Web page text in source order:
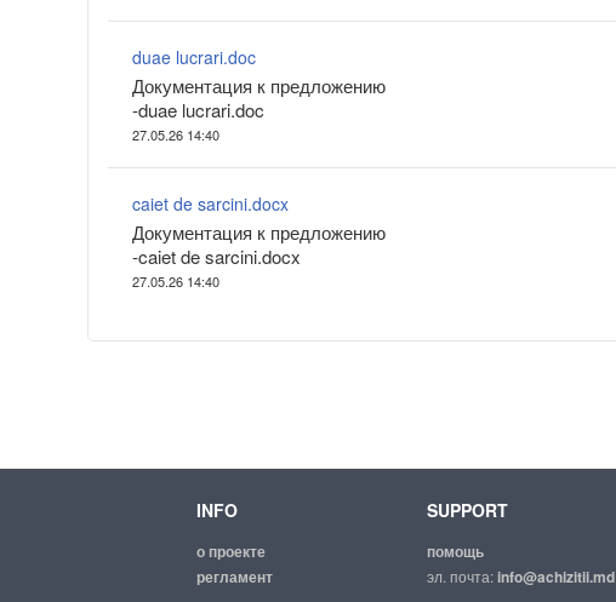
duae lucrari.doc
Документация к предложению
-duae lucrari.doc
27.05.26 14:40
caiet de sarcini.docx
Документация к предложению
-caiet de sarcini.docx
27.05.26 14:40
INFO
о проекте
регламент
SUPPORT
помощь
эл. почта:info@achizitii.md